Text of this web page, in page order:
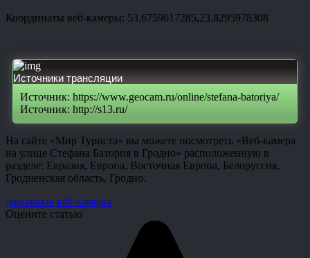
Координаты веб-камеры: 53.6759617285,23.8295978308
Источники трансляции
Источник: https://www.geocam.ru/online/stefana-batoriya/
Источник: http://s13.ru/
На сайте «Мир Туриста» вы можете посмотреть «Веб-камера
на улице Стефана Батория в Гродно» расположенную в
разделе: Евразия, Европа, Восточная Европа, Белоруссия,
Гродненская область, Гродно.
дорожные веб-камеры
Оцените статью